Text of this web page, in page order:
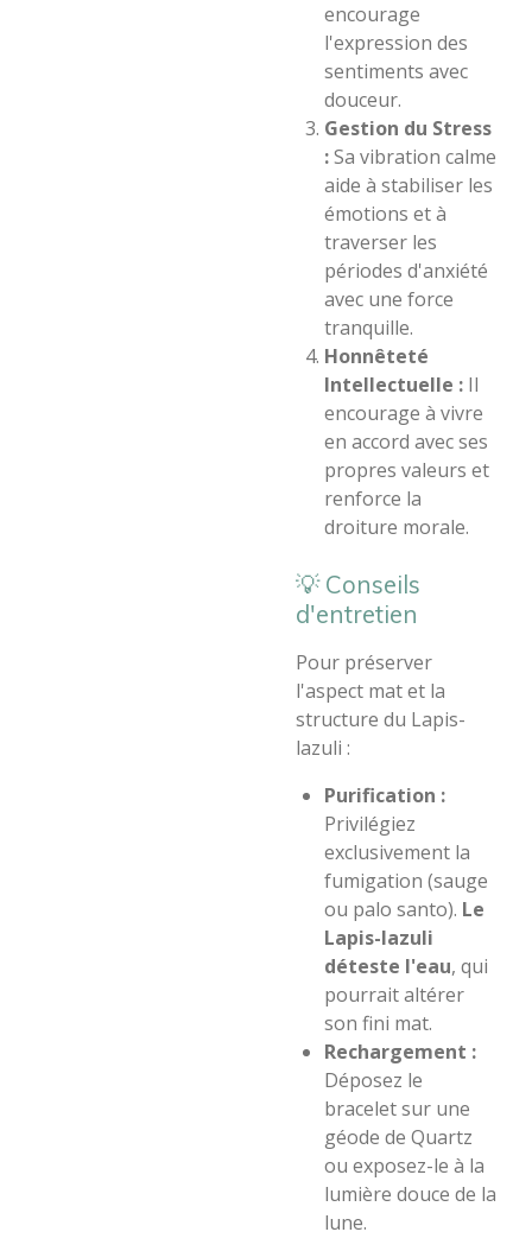
encourage
l'expression des
sentiments avec
douceur.
Gestion du Stress
:Sa vibration calme
aide à stabiliser les
émotions et à
traverser les
périodes d'anxiété
avec une force
tranquille.
Honnêteté
Intellectuelle : Il
encourage à vivre
en accord avec ses
propres valeurs et
renforce la
droiture morale.
​💡 Conseils
d'entretien
​Pour préserver
l'aspect mat et la
structure du Lapis-
lazuli :
Purification :
Privilégiez
exclusivement la
fumigation (sauge
ou palo santo). Le
Lapis-lazuli
déteste l'eau, qui
pourrait altérer
son fini mat.
Rechargement :
Déposez le
bracelet sur une
géode de Quartz
ou exposez-le à la
lumière douce de la
lune.